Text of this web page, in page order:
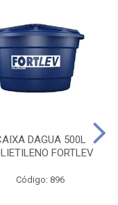
DAGUA 500L
FORTLEV
Código: 896